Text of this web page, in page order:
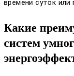
времени суток или
Какие
систем